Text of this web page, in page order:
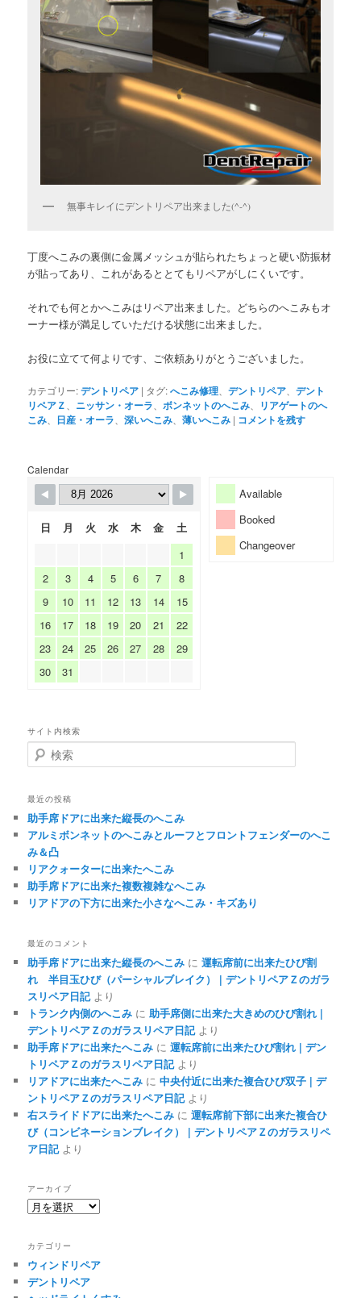
無事キレイにデントリペア出来ました(^-^)
丁度へこみの裏側に金属メッシュが貼られたちょっと硬い防振材
が貼ってあり、これがあるととてもリペアがしにくいです。
それでも何とかへこみはリペア出来ました。どちらのへこみもオ
ーナー様が満足していただける状態に出来ました。
お役に立てて何よりです、ご依頼ありがとうございました。
カテゴリー:デントリペア | タグ:へこみ修理 、デントリペア 、デント
リペアＺ
ニッサン・オーラ ボンネットのへこみ
リアゲートのへ
こみ
日産・オーラ 、深いへこみ 、薄いへこみ | コメントを残す
Calendar
Available
Booked
Changeover
日 月 火 水 木 金
土
1
2
3 4 5 6 7
8
9
10 11 12 13 14
15
16
17 18 19 20 21
22
23
24 25 26 27 28
29
30
31
サイト内検索
検
索
最近の投稿
助手席ドアに出来た縦長のへこみ
アルミボンネットのへこみとルーフとフロントフェンダーのへこ
み＆凸
リアクォーターに出来たへこみ
助手席ドアに出来た複数複雑なへこみ
リアドアの下方に出来た小さなへこみ・キズあり
最近のコメント
助手席ドアに出来た縦長のへこみ に運転席前に出来たひび割
れ 半目玉ひび（パーシャルブレイク） | デントリペアＺのガラ
スリペア日記より
トランク内側のへこみ に 助手席側に出来た大きめのひび割れ |
デントリペアＺのガラスリペア日記より
助手席ドアに出来たへこみ に運転席前に出来たひび割れ | デン
トリペアＺのガラスリペア日記より
リアドアに出来たへこみ に中央付近に出来た複合ひび双子 | デ
ントリペアＺのガラスリペア日記より
右スライドドアに出来たへこみ に運転席前下部に出来た複合ひ
び（コンビネーションブレイク） | デントリペアＺのガラスリペ
ア日記より
アーカイブ
ア
イ
ブ
カテゴリー
ウィンドリペア
デントリペア